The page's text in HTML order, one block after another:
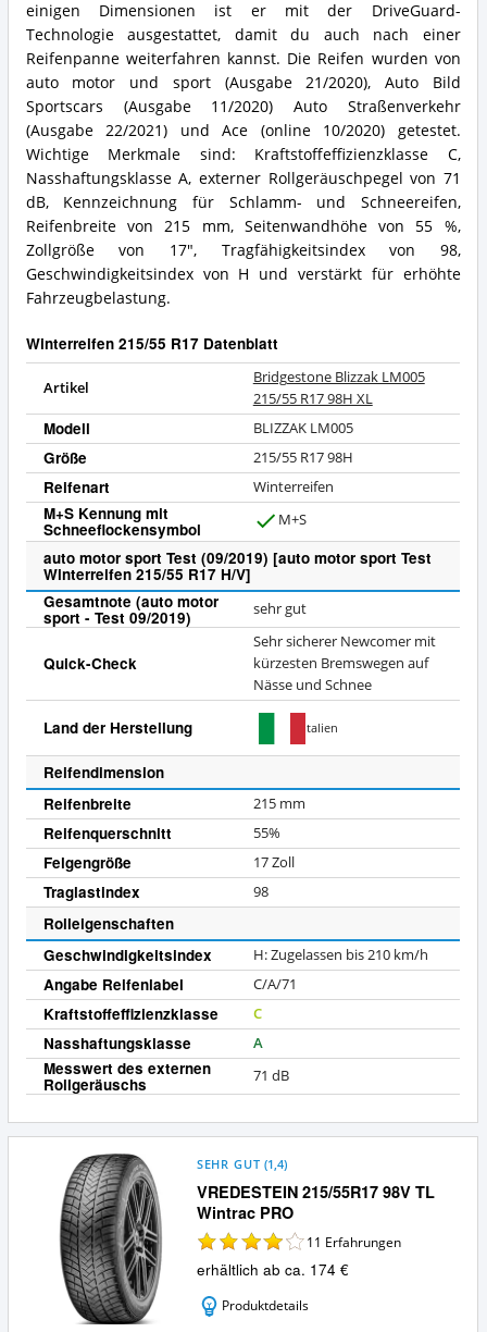
einigen Dimensionen ist er mit der DriveGuard-
Technologie ausgestattet, damit du auch nach einer
Reifenpanne weiterfahren kannst. Die Reifen wurden von
auto motor und sport (Ausgabe 21/2020), Auto Bild
Sportscars (Ausgabe 11/2020) Auto Straßenverkehr
(Ausgabe 22/2021) und Ace (online 10/2020) getestet.
Wichtige Merkmale sind: Kraftstoffeffizienzklasse C,
Nasshaftungsklasse A, externer Rollgeräuschpegel von 71
dB, Kennzeichnung für Schlamm- und Schneereifen,
Reifenbreite von 215 mm, Seitenwandhöhe von 55 %,
Zollgröße von 17", Tragfähigkeitsindex von 98,
Geschwindigkeitsindex von H und verstärkt für erhöhte
Fahrzeugbelastung.
Winterreifen 215/55 R17 Datenblatt
Artikel
Bridgestone Blizzak LM005
215/55 R17 98H XL
Modell BLIZZAK LM005
Größe 215/55 R17 98H
Reifenart Winterreifen
M+S Kennung mit
Schneeflockensymbol
a
M+S
auto motor sport Test (09/2019) [auto motor sport Test
Winterreifen 215/55 R17 H/V]
Gesamtnote (auto motor
sport - Test 09/2019) sehr gut
Quick-Check
Sehr sicherer Newcomer mit
kürzesten Bremswegen auf
Nässe und Schnee
Land der Herstellung Italien
Reifendimension
Reifenbreite
215 mm
Reifenquerschnitt 55%
Felgengröße 17 Zoll
Traglastindex 98
Rolleigenschaften
Geschwindigkeitsindex
H: Zugelassen bis 210 km/h
Angabe Reifenlabel C/A/71
Kraftstoffeffizienzklasse C
Nasshaftungsklasse A
Messwert des externen
Rollgeräuschs 71 dB
VREDESTEIN 215/55R17 98V TL
Wintrac PRO
SEHR GUT (1,4)
11 Erfahrungen
erhältlich ab ca. 174 €
Produktdetails